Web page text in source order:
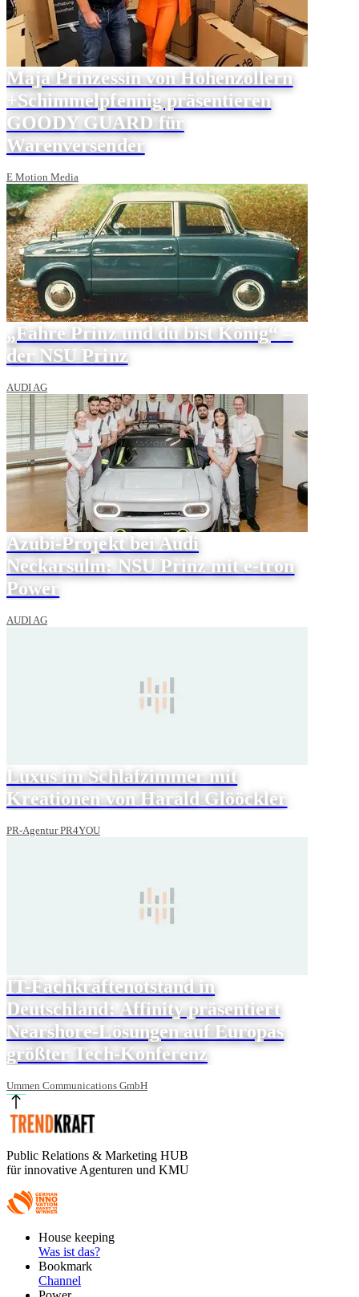
Maja Prinzessin von Hohenzollern
+Schimmelpfennig präsentieren
GOODY GUARD für
Warenversender
E Motion Media
„Fahre Prinz und du bist König“ –
der NSU Prinz
AUDI AG
Azubi-Projekt bei Audi
Neckarsulm: NSU Prinz mit e-tron
Power
AUDI AG
Luxus im Schlafzimmer mit
Kreationen von Harald Glööckler
PR-Agentur PR4YOU
IT-Fachkräftenotstand in
Deutschland: Affinity präsentiert
Nearshore-Lösungen auf Europas
größter Tech-Konferenz
Ummen Communications GmbH
Public Relations & Marketing HUB
für innovative Agenturen und KMU
FooterHouse keeping
Was ist das?
Bookmark
Channel